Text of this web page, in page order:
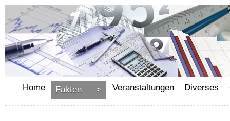
Home Fakten ----> Veranstaltungen Diverses